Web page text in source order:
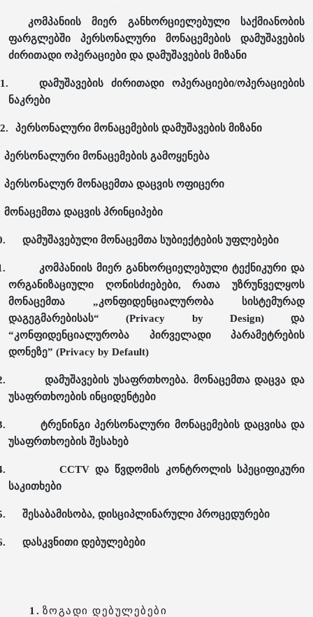
კომპანიის მიერ განხორციელებული საქმიანობის
ფარგლებში პერსონალური მონაცემების დამუშავების
ძირითადი ოპერაციები და დამუშავების მიზანი
დამუშავების ძირითადი ოპერაციები/ოპერაციების
ნაკრები
პერსონალური მონაცემების დამუშავების მიზანი
პერსონალური მონაცემების გამოყენება
პერსონალურ მონაცემთა დაცვის ოფიცერი
მონაცემთა დაცვის პრინციპები
დამუშავებული მონაცემთა სუბიექტების უფლებები
კომპანიის მიერ განხორციელებული ტექნიკური და
ორგანიზაციული ღონისძიებები, რათა უზრუნველყოს
მონაცემთა „კონფიდენციალურობა სისტემურად
დაგეგმარებისას“ (Privacy by Design) და
“კონფიდენციალურობა პირველადი პარამეტრების
დონეზე” (Privacy by Default)
დამუშავების უსაფრთხოება. მონაცემთა დაცვა და
უსაფრთხოების ინციდენტები
ტრენინგი პერსონალური მონაცემების დაცვისა და
უსაფრთხოების შესახებ
CCTV და წვდომის კონტროლის სპეციფიკური
საკითხები
შესაბამისობა, დისციპლინარული პროცედურები
დასკვნითი დებულებები
1. ზოგადი დებულებები